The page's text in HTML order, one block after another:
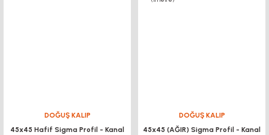
DOĞUŞ KALIP
45x45 Hafif Sigma Profil - Kanal
DOĞUŞ KALIP
45x45 (AĞIR) Sigma Profil - Kanal